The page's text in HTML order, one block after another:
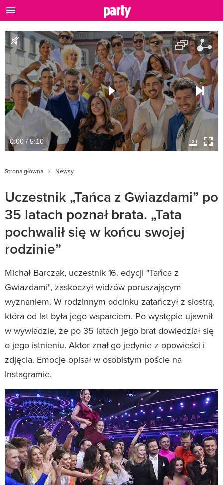
0:00 / 5:10
Strona główna Newsy
Uczestnik „Tańca z Gwiazdami” po
35 latach poznał brata. „Tata
pochwalił się w końcu swojej
rodzinie”
Michał Barczak, uczestnik 16. edycji "Tańca z
Gwiazdami", zaskoczył widzów poruszającym
wyznaniem. W rodzinnym odcinku zatańczył z siostrą,
która od lat była jego wsparciem. Po występie ujawnił
w wywiadzie, że po 35 latach jego brat dowiedział się
o jego istnieniu. Aktor znał go jedynie z opowieści i
zdjęcia. Emocje opisał w osobistym poście na
Instagramie.